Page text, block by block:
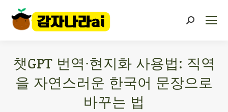
챗GPT 번역·현지화 사용법: 직역
을 자연스러운 한국어 문장으로
바꾸는 법